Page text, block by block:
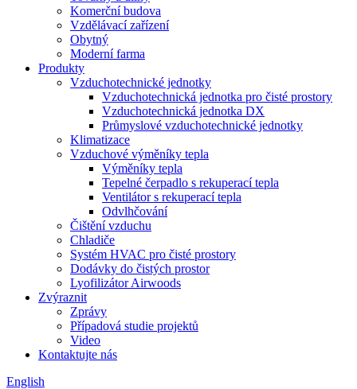
Komerční budova
Vzdělávací zařízení
Obytný
Moderní farma
Produkty
Vzduchotechnické jednotky
Vzduchotechnická jednotka pro čisté prostory
Vzduchotechnická jednotka DX
Průmyslové vzduchotechnické jednotky
Klimatizace
Vzduchové výměníky tepla
Výměníky tepla
Tepelné čerpadlo s rekuperací tepla
Ventilátor s rekuperací tepla
Odvlhčování
Čištění vzduchu
Chladiče
Systém HVAC pro čisté prostory
Dodávky do čistých prostor
Lyofilizátor Airwoods
Zvýraznit
Zprávy
Případová studie projektů
Video
Kontaktujte nás
English